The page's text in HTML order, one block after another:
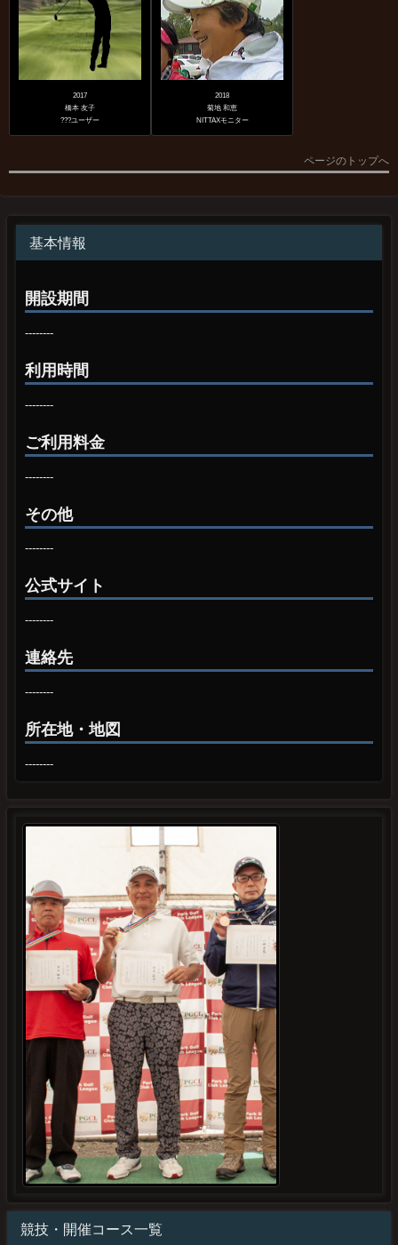
2017
橋本 友子
???ユーザー
2018
菊地 和恵
NITTAXモニター
ページのトップへ
基本情報
開設期間
--------
利用時間
--------
ご利用料金
--------
その他
--------
公式サイト
--------
連絡先
--------
所在地・地図
--------
競技・開催コース一覧